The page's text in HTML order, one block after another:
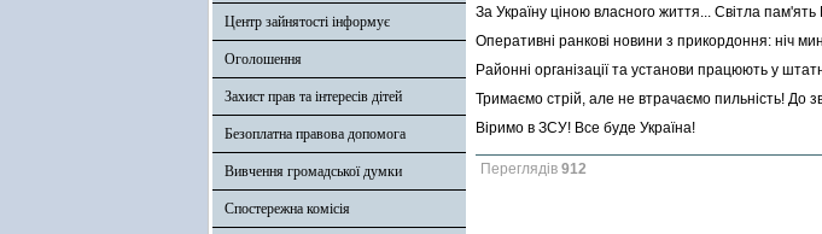
Центр зайнятості інформує
Оголошення
Захист прав та інтересів дітей
Безоплатна правова допомога
Вивчення громадської думки
Спостережна комісія
За Україну ціною власного життя... Світла
Оперативні ранкові новини з прикордоння: ніч
Районні організації та установи працюють у
Тримаємо стрій, але не втрачаємо пильність! До
Віримо в ЗСУ! Все буде Україна!
Переглядів 912